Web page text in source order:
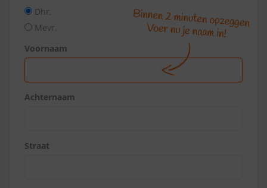
Dhr.
Mevr.
Voornaam
Achternaam
Straat